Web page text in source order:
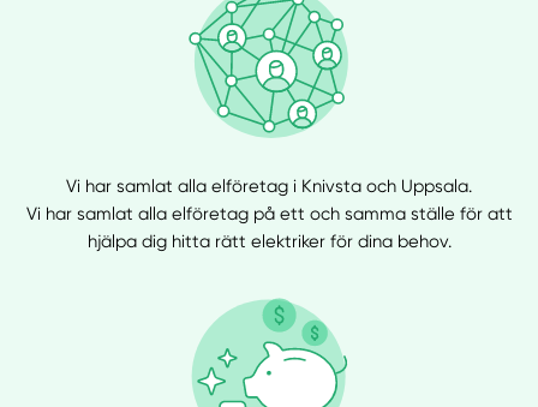
Vi har samlat alla elföretag i Knivsta och Uppsala.
Vi har samlat alla elföretag på ett och samma ställe för att
hjälpa dig hitta rätt elektriker för dina behov.